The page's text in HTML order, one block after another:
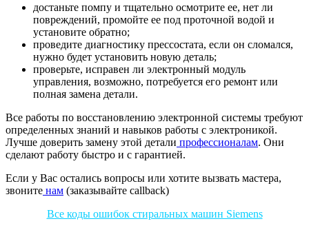
достаньте помпу и тщательно осмотрите ее, нет ли
повреждений, промойте ее под проточной водой и
установите обратно;
проведите диагностику прессостата, если он сломался,
нужно будет установить новую деталь;
проверьте, исправен ли электронный модуль
управления, возможно, потребуется его ремонт или
полная замена детали.
Все работы по восстановлению электронной системы требуют
определенных знаний и навыков работы с электроникой.
Лучше доверить замену этой детали профессионалам. Они
сделают работу быстро и с гарантией.
Если у Вас остались вопросы или хотите вызвать мастера,
звоните нам (заказывайте callback)
Все коды ошибок стиральных машин Siemens